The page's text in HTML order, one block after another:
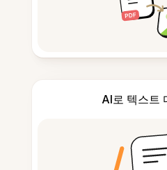
AI로 텍스트